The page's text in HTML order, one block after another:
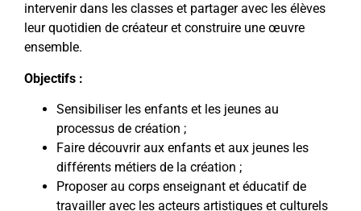
intervenir dans les classes et partager avec les élèves
leur quotidien de créateur et construire une œuvre
ensemble.
Objectifs :
Sensibiliser les enfants et les jeunes au
processus de création ;
Faire découvrir aux enfants et aux jeunes les
différents métiers de la création ;
Proposer au corps enseignant et éducatif de
travailler avec les acteurs artistiques et culturels